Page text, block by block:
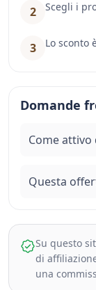
2 Scegli i
3 Lo sconto
Domande
Come attivo
Questa
Su questo
di
una